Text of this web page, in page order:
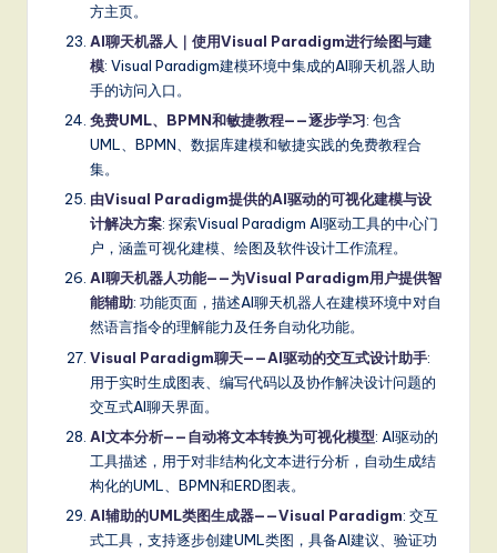
方主页。
AI聊天机器人｜使用Visual Paradigm进行绘图与建
模: Visual Paradigm建模环境中集成的AI聊天机器人助
手的访问入口。
免费UML、BPMN和敏捷教程——逐步学习: 包含
UML、BPMN、数据库建模和敏捷实践的免费教程合
集。
由Visual Paradigm提供的AI驱动的可视化建模与设
计解决方案: 探索Visual Paradigm AI驱动工具的中心门
户，涵盖可视化建模、绘图及软件设计工作流程。
AI聊天机器人功能——为Visual Paradigm用户提供智
能辅助: 功能页面，描述AI聊天机器人在建模环境中对自
然语言指令的理解能力及任务自动化功能。
Visual Paradigm聊天——AI驱动的交互式设计助手:
用于实时生成图表、编写代码以及协作解决设计问题的
交互式AI聊天界面。
AI文本分析——自动将文本转换为可视化模型: AI驱动的
工具描述，用于对非结构化文本进行分析，自动生成结
构化的UML、BPMN和ERD图表。
AI辅助的UML类图生成器——Visual Paradigm: 交互
式工具，支持逐步创建UML类图，具备AI建议、验证功